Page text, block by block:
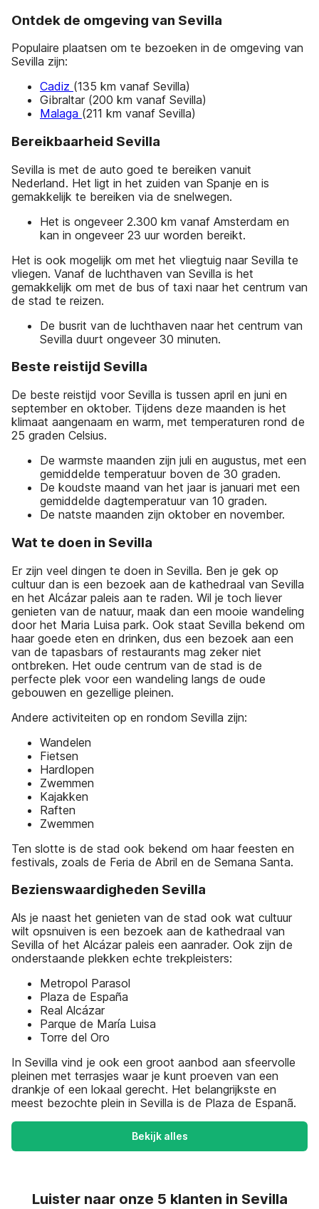
Ontdek de omgeving van Sevilla
Populaire plaatsen om te bezoeken in de omgeving van
Sevilla zijn:
Cadiz (135 km vanaf Sevilla)
Gibraltar (200 km vanaf Sevilla)
Malaga (211 km vanaf Sevilla)
Bereikbaarheid Sevilla
Sevilla is met de auto goed te bereiken vanuit
Nederland. Het ligt in het zuiden van Spanje en is
gemakkelijk te bereiken via de snelwegen.
Het is ongeveer 2.300 km vanaf Amsterdam en
kan in ongeveer 23 uur worden bereikt.
Het is ook mogelijk om met het vliegtuig naar Sevilla te
vliegen. Vanaf de luchthaven van Sevilla is het
gemakkelijk om met de bus of taxi naar het centrum van
de stad te reizen.
De busrit van de luchthaven naar het centrum van
Sevilla duurt ongeveer 30 minuten.
Beste reistijd Sevilla
De beste reistijd voor Sevilla is tussen april en juni en
september en oktober. Tijdens deze maanden is het
klimaat aangenaam en warm, met temperaturen rond de
25 graden Celsius.
De warmste maanden zijn juli en augustus, met een
gemiddelde temperatuur boven de 30 graden.
De koudste maand van het jaar is januari met een
gemiddelde dagtemperatuur van 10 graden.
De natste maanden zijn oktober en november.
Wat te doen in Sevilla
Er zijn veel dingen te doen in Sevilla. Ben je gek op
cultuur dan is een bezoek aan de kathedraal van Sevilla
en het Alcázar paleis aan te raden. Wil je toch liever
genieten van de natuur, maak dan een mooie wandeling
door het Maria Luisa park. Ook staat Sevilla bekend om
haar goede eten en drinken, dus een bezoek aan een
van de tapasbars of restaurants mag zeker niet
ontbreken. Het oude centrum van de stad is de
perfecte plek voor een wandeling langs de oude
gebouwen en gezellige pleinen.
Andere activiteiten op en rondom Sevilla zijn:
Wandelen
Fietsen
Hardlopen
Zwemmen
Kajakken
Raften
Zwemmen
Ten slotte is de stad ook bekend om haar feesten en
festivals, zoals de Feria de Abril en de Semana Santa.
Bezienswaardigheden Sevilla
Als je naast het genieten van de stad ook wat cultuur
wilt opsnuiven is een bezoek aan de kathedraal van
Sevilla of het Alcázar paleis een aanrader. Ook zijn de
onderstaande plekken echte trekpleisters:
Metropol Parasol
Plaza de España
Real Alcázar
Parque de María Luisa
Torre del Oro
In Sevilla vind je ook een groot aanbod aan sfeervolle
pleinen met terrasjes waar je kunt proeven van een
drankje of een lokaal gerecht. Het belangrijkste en
meest bezochte plein in Sevilla is de Plaza de Espanã.
Bekijk alles
Luister naar onze 5 klanten in Sevilla